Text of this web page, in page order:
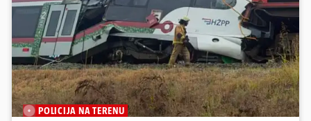
POLICIJA NA TERENU